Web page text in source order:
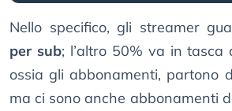
Nello specifico, gli streamer
per sub; l’altro 50% va in tasca
ossia gli abbonamenti, partono
ma ci sono anche abbonamenti